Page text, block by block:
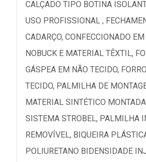
CALÇADO TIPO BOTINA
USO PROFISSIONAL ,
CADARÇO, CONFECCIONADO
NOBUCK E MATERIAL TÊXTIL,
GÁSPEA EM NÃO TECIDO,
TECIDO, PALMILHA DE
MATERIAL SINTÉTICO
SISTEMA STROBEL, PALMILHA
REMOVÍVEL, BIQUEIRA
POLIURETANO BIDENSIDADE